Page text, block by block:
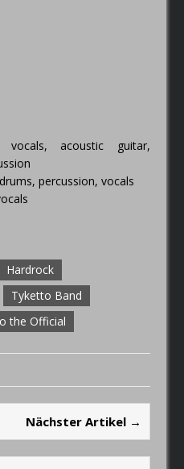
acoustic guitar,
percussion, vocals
Hardrock
Tyketto Band
the Official
Nächster Artikel →